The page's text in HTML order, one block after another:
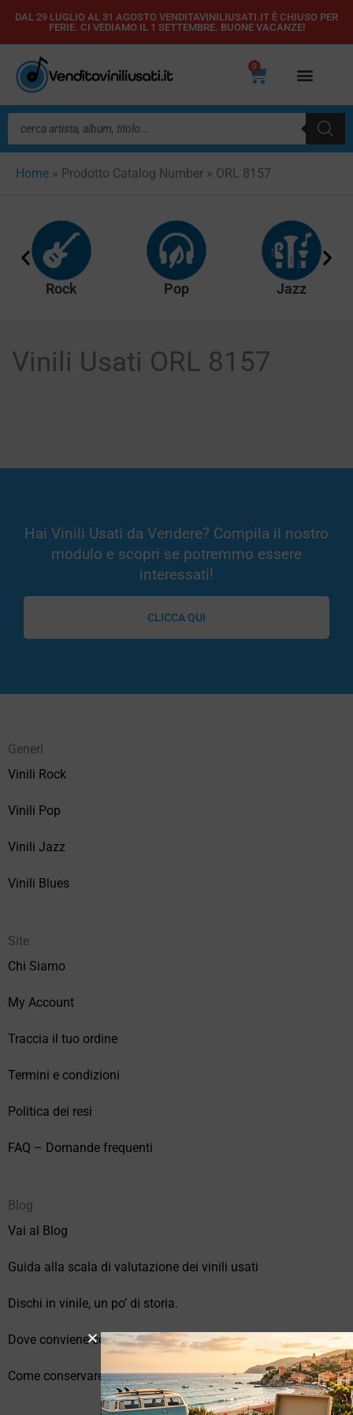
Vai
contenuto
DAL 29 LUGLIO AL 31 AGOSTO VENDITAVINILIUSATI.IT È CHIUSO PER
FERIE. CI VEDIAMO IL 1 SETTEMBRE. BUONE VACANZE!
0
Carrello
Ricerca
prodotti
Home » Prodotto Catalog Number » ORL 8157
Rock Pop Jazz
Vinili Usati ORL 8157
Hai Vinili Usati da Vendere? Compila il nostro
modulo e scopri se potremmo essere
interessati!
CLICCA QUI
Generi
Vinili Rock
Vinili Pop
Vinili Jazz
Vinili Blues
Site
Chi Siamo
My Account
Traccia il tuo ordine
Termini e condizioni
Politica dei resi
FAQ – Domande frequenti
Blog
Vai al Blog
Guida alla scala di valutazione dei vinili usati
Dischi in vinile, un po’ di storia.
Dove conviene comprare vinili online?
Come conservare correttamente i vinili usati